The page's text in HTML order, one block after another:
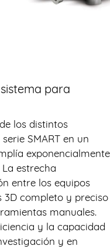
para
los distintos
SMART en un
exponencialmente
estrecha
entre los equipos
3D completo y preciso
manuales.
y la capacidad
y en